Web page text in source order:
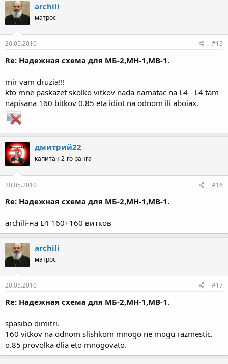
archili
матрос
20.05.2010 #15
Re: Надежная схема для МБ-2,МН-1,МВ-1.
mir vam druzia!!!
kto mne paskazet skolko vitkov nada namatac na L4 - L4 tam
napisana 160 bitkov 0.85 eta idiot na odnom ili aboiax.
дмитрий22
капитан 2-го ранга
20.05.2010 #16
Re: Надежная схема для МБ-2,МН-1,МВ-1.
archili-на L4 160+160 витков
archili
матрос
20.05.2010 #17
Re: Надежная схема для МБ-2,МН-1,МВ-1.
spasibo dimitri.
160 vitkov na odnom slishkom mnogo ne mogu razmestic.
o.85 provolka dlia eto mnogovato.